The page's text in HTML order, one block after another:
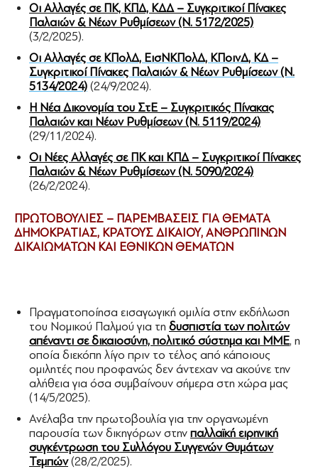
Οι Αλλαγές σε ΠΚ, ΚΠΔ, ΚΔΔ – Συγκριτικοί Πίνακες
Παλαιών & Νέων Ρυθμίσεων (Ν. 5172/2025)
(3/2/2025).
Οι Αλλαγές σε ΚΠολΔ, ΕισΝΚΠολΔ, ΚΠοινΔ, ΚΔ –
Συγκριτικοί Πίνακες Παλαιών & Νέων Ρυθμίσεων (Ν.
5134/2024) (24/9/2024).
Η Νέα Δικονομία του ΣτΕ – Συγκριτικός Πίνακας
Παλαιών και Νέων Ρυθμίσεων (Ν. 5119/2024)
(29/11/2024).
Οι Νέες Αλλαγές σε ΠΚ και ΚΠΔ – Συγκριτικοί Πίνακες
Παλαιών & Νέων Ρυθμίσεων (Ν. 5090/2024)
(26/2/2024).
ΠΡΩΤΟΒΟΥΛΙΕΣ – ΠΑΡΕΜΒΑΣΕΙΣ ΓΙΑ ΘΕΜΑΤΑ
ΔΗΜΟΚΡΑΤΙΑΣ, ΚΡΑΤΟΥΣ ΔΙΚΑΙΟΥ, ΑΝΘΡΩΠΙΝΩΝ
ΔΙΚΑΙΩΜΑΤΩΝ ΚΑΙ ΕΘΝΙΚΩΝ ΘΕΜΑΤΩΝ
Πραγματοποίησα εισαγωγική ομιλία στην εκδήλωση
του Νομικού Παλμού για τη δυσπιστία των πολιτών
απέναντι σε δικαιοσύνη, πολιτικό σύστημα και ΜΜΕ, η
οποία διεκόπη λίγο πριν το τέλος από κάποιους
ομιλητές που προφανώς δεν άντεχαν να ακούνε την
αλήθεια για όσα συμβαίνουν σήμερα στη χώρα μας
(14/5/2025).
Ανέλαβα την πρωτοβουλία για την οργανωμένη
παρουσία των δικηγόρων στην παλλαϊκή ειρηνική
συγκέντρωση του Συλλόγου Συγγενών Θυμάτων
Τεμπών(28/2/2025).